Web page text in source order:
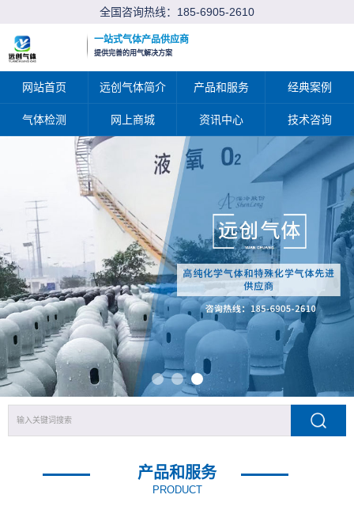
全国咨询热线： 185-6905-2610
一站式气体产品供应商
提供完善的用气解决方案
网站首页 远创气体简介 产品和服务 经典案例
气体检测 网上商城 资讯中心 技术咨询
产品和服务
PRODUCT